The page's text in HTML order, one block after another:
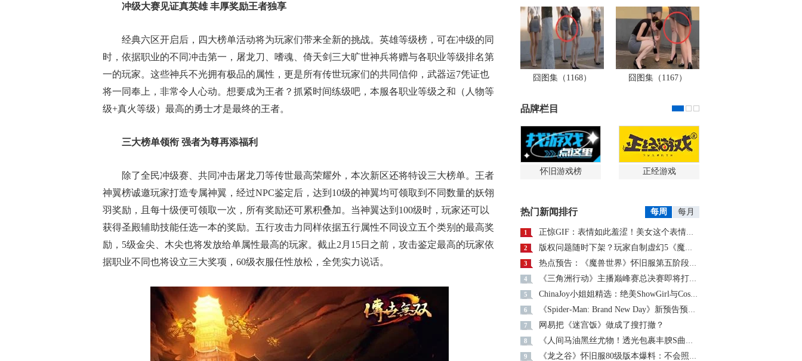
冲级大赛见证真英雄 丰厚奖励王者独享
经典六区开启后，四大榜单活动将为玩家们带来全新的挑战。英雄等级榜，可在冲级的同
时，依据职业的不同冲击第一，屠龙刀、嗜魂、倚天剑三大旷世神兵将赠与各职业等级排名第
一的玩家。这些神兵不光拥有极品的属性，更是所有传世玩家们的共同信仰，武器运7凭证也
将一同奉上，非常令人心动。想要成为王者？抓紧时间练级吧，本服各职业等级之和（人物等
级+真火等级）最高的勇士才是最终的王者。
三大榜单领衔 强者为尊再添福利
除了全民冲级赛、共同冲击屠龙刀等传世最高荣耀外，本次新区还将特设三大榜单。王者
神翼榜诚邀玩家打造专属神翼，经过NPC鉴定后，达到10级的神翼均可领取到不同数量的妖翎
羽奖励，且每十级便可领取一次，所有奖励还可累积叠加。当神翼达到100级时，玩家还可以
获得圣殿辅助技能任选一本的奖励。五行攻击力同样依据五行属性不同设立五个类别的最高奖
励，5级金尖、木尖也将发放给单属性最高的玩家。截止2月15日之前，攻击鉴定最高的玩家依
据职业不同也将设立三大奖项，60级衣服任性放松，全凭实力说话。
囧图集（1168） 囧图集（1167）
品牌栏目
怀旧游戏榜 正经游戏
热门新闻排行 每周 每月
1 正惊GIF：表情如此羞涩！美女这个表情太好看，直接让人遐想连篇
2 版权问题随时下架？玩家自制虚幻5《魔兽世界》8月15日上线
3 热点预告：《魔兽世界》怀旧服第五阶段开启！《三角洲行动》开启全新宝藏月摸大红！
4 《三角洲行动》主播巅峰赛总决赛即将打响！8月2日，群星汇聚，新王加冕！
5 ChinaJoy小姐姐精选：绝美ShowGirl与Coser大赏！（5）
6 《Spider-Man: Brand New Day》新预告预计明日发布，另有一张新剧照公开
7 网易把《迷宫饭》做成了搜打撤？
8 《人间马油黑丝尤物！透光包裹丰腴S曲线腰臀比0.7！简杜Q弹蛮腰裹马油丝の致命诱惑》
9 《龙之谷》怀旧服80级版本爆料：不会照搬正式服，这次要玩点不一样的